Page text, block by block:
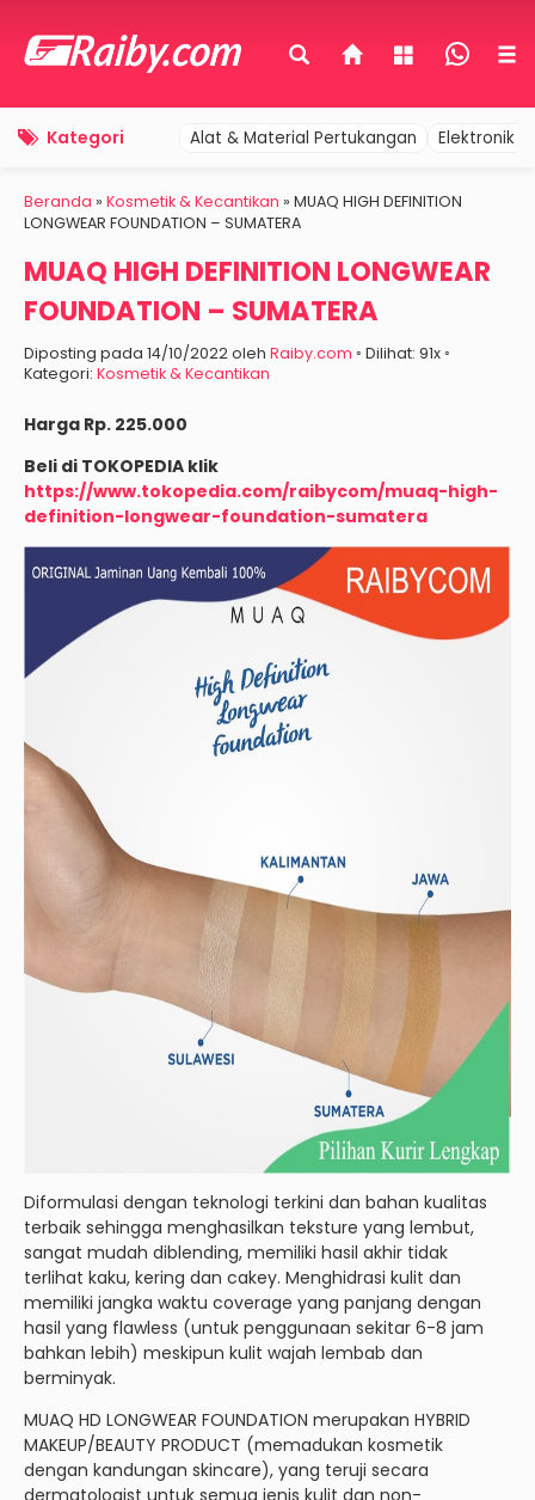
Kategori Alat & Material Pertukangan Elektronik
Beranda » Kosmetik & Kecantikan » MUAQ HIGH DEFINITION
LONGWEAR FOUNDATION – SUMATERA
MUAQ HIGH DEFINITION LONGWEAR
FOUNDATION – SUMATERA
Diposting pada 14/10/2022 oleh Raiby.com ◦ Dilihat: 91x ◦
Kategori: Kosmetik & Kecantikan
Harga Rp. 225.000
Beli di TOKOPEDIA klik
https://www.tokopedia.com/raibycom/muaq-high-
definition-longwear-foundation-sumatera
Diformulasi dengan teknologi terkini dan bahan kualitas
terbaik sehingga menghasilkan teksture yang lembut,
sangat mudah diblending, memiliki hasil akhir tidak
terlihat kaku, kering dan cakey. Menghidrasi kulit dan
memiliki jangka waktu coverage yang panjang dengan
hasil yang flawless (untuk penggunaan sekitar 6-8 jam
bahkan lebih) meskipun kulit wajah lembab dan
berminyak.
MUAQ HD LONGWEAR FOUNDATION merupakan HYBRID
MAKEUP/BEAUTY PRODUCT (memadukan kosmetik
dengan kandungan skincare), yang teruji secara
dermatologist untuk semua jenis kulit dan non-